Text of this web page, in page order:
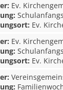
Ev.
Ev.
Ev.
Ev.